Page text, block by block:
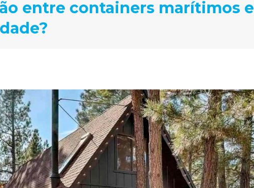
entre containers marítimos e